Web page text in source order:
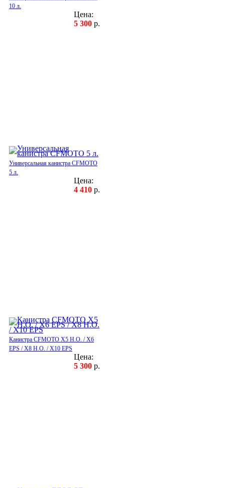
10 л.
Цена:
5 300р.
Универсальная канистра CFMOTO
5 л.
Цена:
4 410р.
Канистра CFMOTO X5 H.O. / X6
EPS / X8 H.O. / X10 EPS
Цена:
5 300р.